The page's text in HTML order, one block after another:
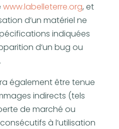
www.labelleterre.org, et
d’un matériel ne
indiquées
d’un bug ou
également être tenue
indirects (tels
de marché ou
à l’utilisation